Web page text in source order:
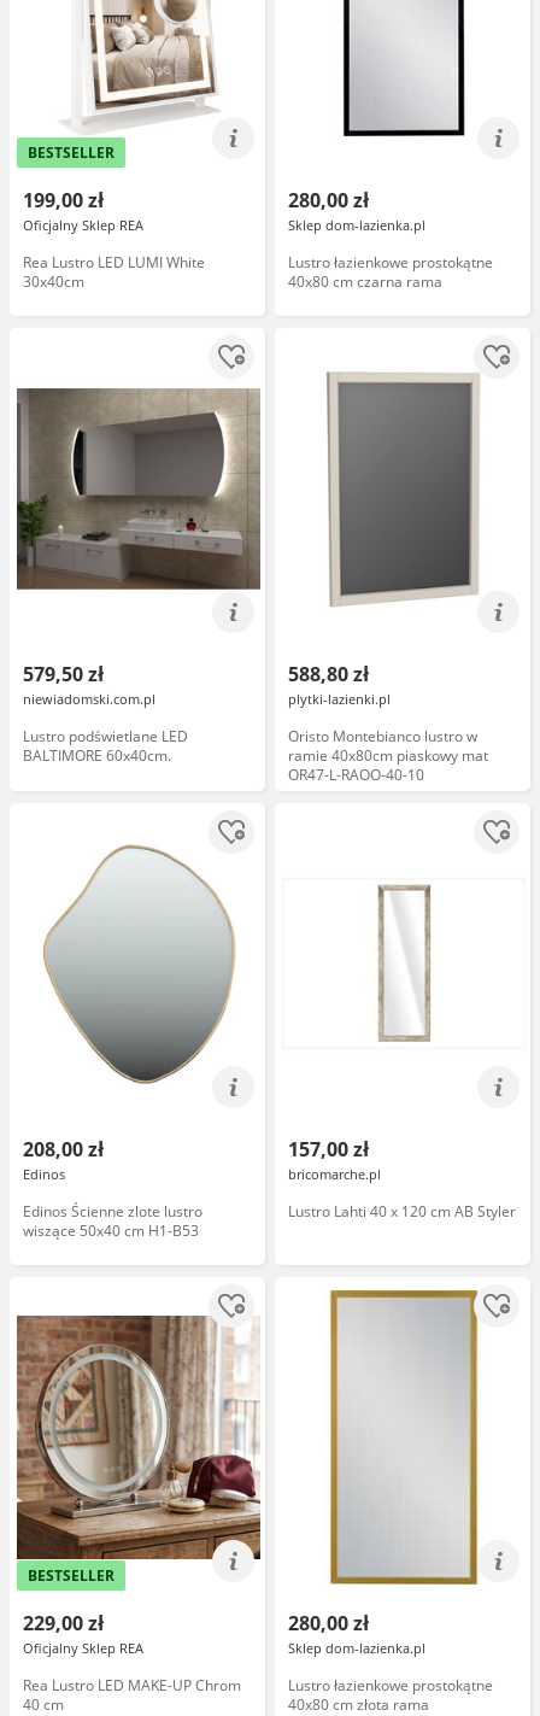
BESTSELLER
199,00 zł
Oficjalny Sklep REA
Rea Lustro LED LUMI White
30x40cm
280,00 zł
Sklep dom-lazienka.pl
Lustro łazienkowe prostokątne
40x80 cm czarna rama
579,50 zł
niewiadomski.com.pl
Lustro podświetlane LED
BALTIMORE 60x40cm.
588,80 zł
plytki-lazienki.pl
Oristo Montebianco lustro w
ramie 40x80cm piaskowy mat
OR47-L-RAOO-40-10
208,00 zł
Edinos
Edinos Ścienne zlote lustro
wiszące 50x40 cm H1-B53
157,00 zł
bricomarche.pl
Lustro Lahti 40 x 120 cm AB Styler
BESTSELLER
229,00 zł
Oficjalny Sklep REA
Rea Lustro LED MAKE-UP Chrom
40 cm
280,00 zł
Sklep dom-lazienka.pl
Lustro łazienkowe prostokątne
40x80 cm złota rama